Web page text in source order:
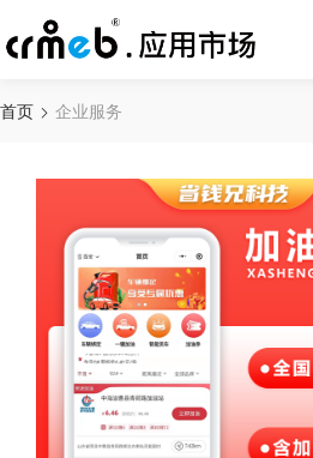
首页 企业服务